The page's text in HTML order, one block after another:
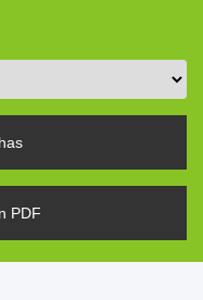
PDF